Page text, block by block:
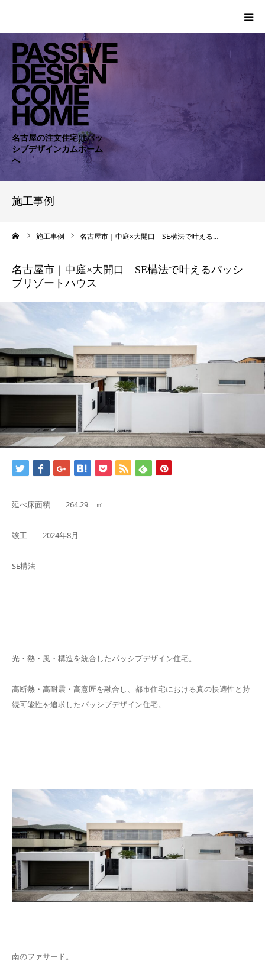
名古屋の注文住宅はパッ
シブデザインカムホーム
へ
施工事例
施工事例 名古屋市｜中庭×大開口 SE構法で叶える…
名古屋市｜中庭×大開口 SE構法で叶えるパッシ
ブリゾートハウス
延べ床面積 264.29 ㎡
竣工 2024年8月
SE構法
光・熱・風・構造を統合したパッシブデザイン住宅。
高断熱・高耐震・高意匠を融合し、都市住宅における真の快適性と持
続可能性を追求したパッシブデザイン住宅。
南のファサード。
HOME
WORKS
COMPANY
CONCEPT
NEWS
BLOG